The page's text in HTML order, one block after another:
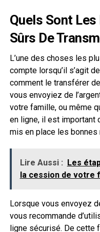
Quels Sont
Sûrs De
L’une des choses les
compte lorsqu’il s’agit
comment le transférer
vous envoyiez de
votre famille, ou même
en ligne, il est important
mis en place les
Lire Aussi : Les
la cession de votre
Lorsque vous envoyez
vous recommande
ligne sécurisé. De cette